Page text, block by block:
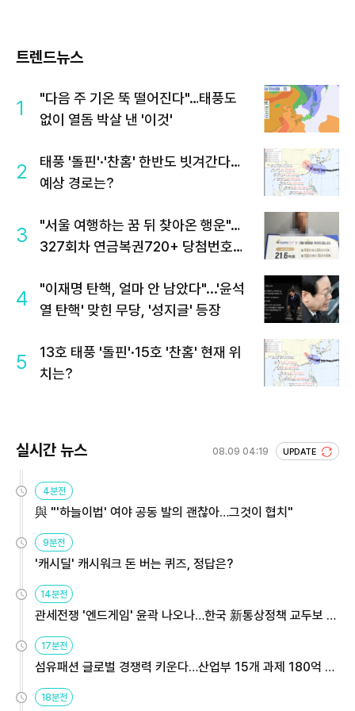
트렌드뉴스
1
"다음 주 기온 뚝 떨어진다"…태풍도
없이 열돔 박살 낸 '이것'
2
태풍 '돌핀'·'찬홈' 한반도 빗겨간다…
예상 경로는?
3
"서울 여행하는 꿈 뒤 찾아온 행운"…
327회차 연금복권720+ 당첨번호조
4
"이재명 탄핵, 얼마 안 남았다"...'윤석
열 탄핵' 맞힌 무당, '성지글' 등장
5
13호 태풍 '돌핀'·15호 '찬홈' 현재 위
치는?
실시간 뉴스 08.09 04:19 UPDATE
4분전
與 "'하늘이법' 여야 공동 발의 괜찮아…그것이 협치"
9분전
'캐시딜' 캐시워크 돈 버는 퀴즈, 정답은?
14분전
관세전쟁 '엔드게임' 윤곽 나오나…한국 新통상정책 교두보 활
17분전
섬유패션 글로벌 경쟁력 키운다…산업부 15개 과제 180억 지
18분전